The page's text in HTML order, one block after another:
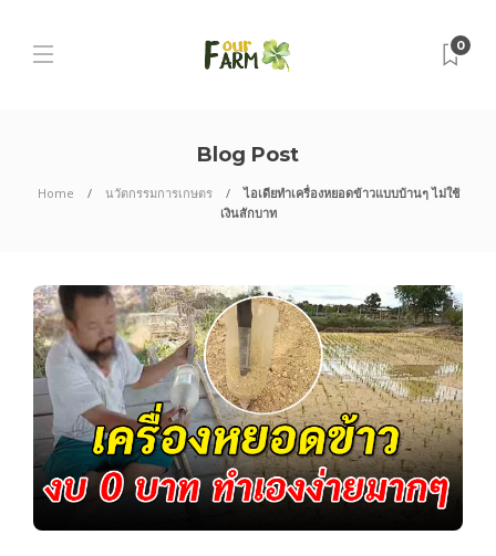
0
Blog Post
Home นวัตกรรมการเกษตร
ไอเดียทำเครื่องหยอดข้าวแบบบ้านๆ ไม่ใช้
เงินสักบาท